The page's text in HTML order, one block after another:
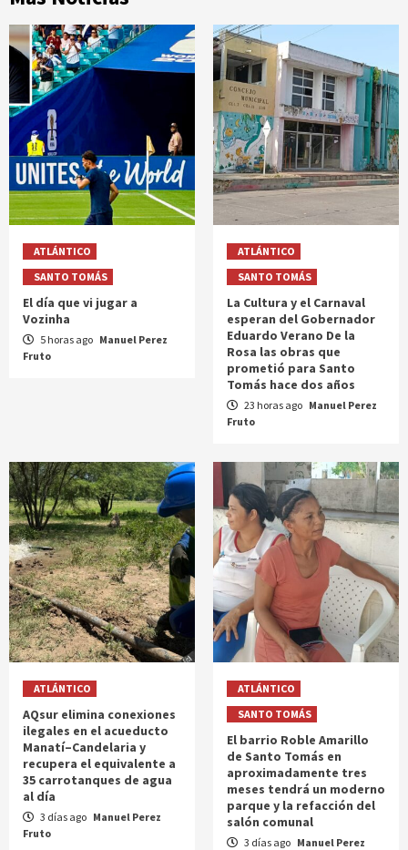
ATLÁNTICO
SANTO TOMÁS
El día que vi jugar a
Vozinha
5 horas ago Manuel Perez
Fruto
ATLÁNTICO
SANTO TOMÁS
La Cultura y el Carnaval
esperan del Gobernador
Eduardo Verano De la
Rosa las obras que
prometió para Santo
Tomás hace dos años
23 horas ago Manuel Perez
Fruto
ATLÁNTICO
AQsur elimina conexiones
ilegales en el acueducto
Manatí–Candelaria y
recupera el equivalente a
35 carrotanques de agua
al día
3 días ago Manuel Perez
Fruto
ATLÁNTICO
SANTO TOMÁS
El barrio Roble Amarillo
de Santo Tomás en
aproximadamente tres
meses tendrá un moderno
parque y la refacción del
salón comunal
3 días ago Manuel Perez